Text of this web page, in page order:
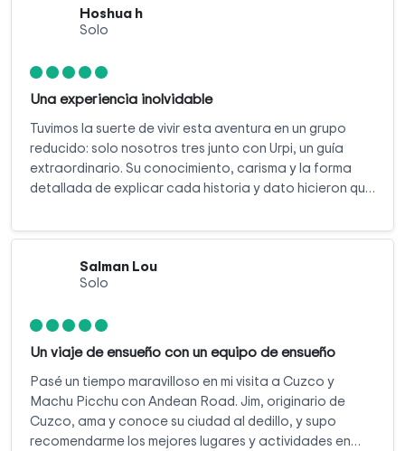
Hoshua h
Solo
Una experiencia inolvidable
Tuvimos la suerte de vivir esta aventura en un grupo
reducido: solo nosotros tres junto con Urpi, un guía
extraordinario. Su conocimiento, carisma y la forma
detallada de explicar cada historia y dato hicieron que
Salman Lou
Solo
Un viaje de ensueño con un equipo de ensueño
Pasé un tiempo maravilloso en mi visita a Cuzco y
Machu Picchu con Andean Road. Jim, originario de
Cuzco, ama y conoce su ciudad al dedillo, y supo
recomendarme los mejores lugares y actividades en